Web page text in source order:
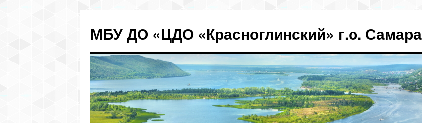
МБУ ДО «ЦДО «Красноглинский» г.о. Самара